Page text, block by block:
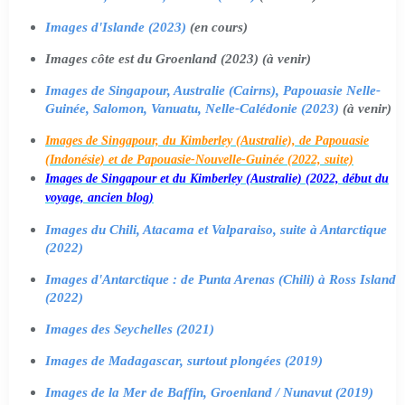
Images d'Islande (2023) (en cours)
Images côte est du Groenland (2023) (à venir)
Images de Singapour, Australie (Cairns), Papouasie Nelle-
Guinée, Salomon, Vanuatu, Nelle-Calédonie (2023) (à venir)
Images de Singapour, du Kimberley (Australie), de Papouasie
(Indonésie) et de Papouasie-Nouvelle-Guinée (2022, suite)
Images de Singapour et du Kimberley (Australie) (2022, début du
voyage, ancien blog)
Images du Chili, Atacama et Valparaiso, suite à Antarctique
(2022)
Images d'Antarctique : de Punta Arenas (Chili) à Ross Island
(2022)
Images des Seychelles (2021)
Images de Madagascar, surtout plongées (2019)
Images de la Mer de Baffin, Groenland / Nunavut (2019)